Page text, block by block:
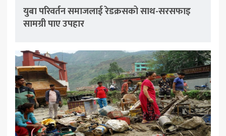
युबा परिवर्तन समाजलाई रेडक्रसको साथ-सरसफाइ
सामग्री पाए उपहार